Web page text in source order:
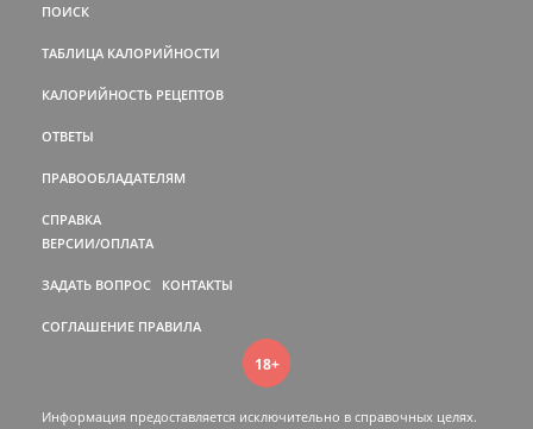
ПОИСК
ТАБЛИЦА КАЛОРИЙНОСТИ
КАЛОРИЙНОСТЬ РЕЦЕПТОВ
ОТВЕТЫ
ПРАВООБЛАДАТЕЛЯМ
СПРАВКА
ВЕРСИИ/ОПЛАТА
ЗАДАТЬ ВОПРОС КОНТАКТЫ
СОГЛАШЕНИЕ ПРАВИЛА
18+
Информация предоставляется исключительно в справочных целях.